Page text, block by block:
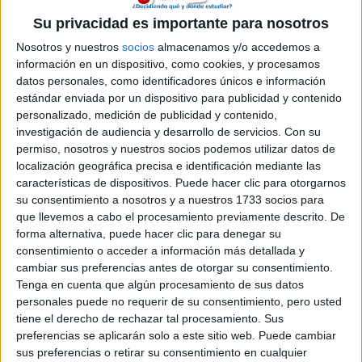
Su privacidad es importante para nosotros
Nosotros y nuestros socios almacenamos y/o accedemos a
información en un dispositivo, como cookies, y procesamos
datos personales, como identificadores únicos e información
estándar enviada por un dispositivo para publicidad y contenido
personalizado, medición de publicidad y contenido,
investigación de audiencia y desarrollo de servicios. Con su
permiso, nosotros y nuestros socios podemos utilizar datos de
localización geográfica precisa e identificación mediante las
características de dispositivos. Puede hacer clic para otorgarnos
su consentimiento a nosotros y a nuestros 1733 socios para
que llevemos a cabo el procesamiento previamente descrito. De
forma alternativa, puede hacer clic para denegar su
consentimiento o acceder a información más detallada y
cambiar sus preferencias antes de otorgar su consentimiento.
Tenga en cuenta que algún procesamiento de sus datos
personales puede no requerir de su consentimiento, pero usted
tiene el derecho de rechazar tal procesamiento. Sus
preferencias se aplicarán solo a este sitio web. Puede cambiar
sus preferencias o retirar su consentimiento en cualquier
ruthy
21st jun 2007
no se dnd eres...pero bn las
no se dnd eres...pero bn las notas de castilla y leon ya estan
porke icimos la selectividad la semana pasada y salian hoy
yo como soy de león las mire en la pag de la uni de león
un beso